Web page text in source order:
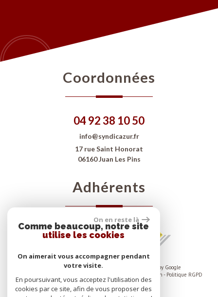
Coordonnées
04 92 38 10 50
info@syndicazur.fr
17 rue Saint Honorat
06160 Juan Les Pins
Adhérents
© 2026 | Tous droits réservés | Traduction powered by Google
Admin - Politique RGPD
Site internet compatible multi-supports,
On en reste là
Comme beaucoup, notre site
utilise les cookies
On aimerait vous accompagner pendant
votre visite.
En poursuivant, vous acceptez l'utilisation des
cookies par ce site, afin de vous proposer des